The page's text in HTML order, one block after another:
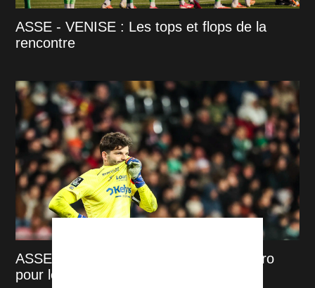
ASSE - VENISE : Les tops et flops de la
rencontre
ASSE : la vraie raison du choix de Cathro
pour le capitanat